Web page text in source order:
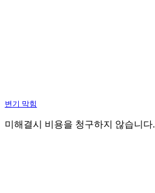
변기 막힘
미해결시 비용을 청구하지 않습니다.